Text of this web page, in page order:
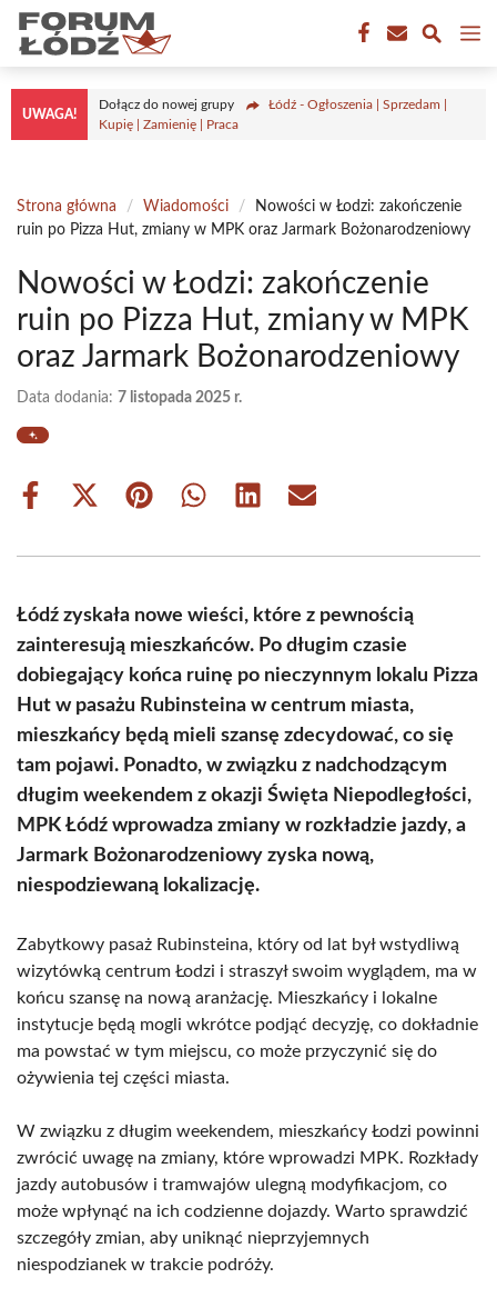
Przejdź
treści
UWAGA!
Dołącz do nowej grupy
Łódź - Ogłoszenia | Sprzedam |
Kupię | Zamienię | Praca
Strona główna / Wiadomości /
Nowości w Łodzi: zakończenie
ruin po Pizza Hut, zmiany w MPK oraz Jarmark Bożonarodzeniowy
Nowości w Łodzi: zakończenie
ruin po Pizza Hut, zmiany w MPK
oraz Jarmark Bożonarodzeniowy
Data dodania: 7 listopada 2025 r.
Share
Share
(Twitter)
Share Share Share Share
Łódź zyskała nowe wieści, które z pewnością
zainteresują mieszkańców. Po długim czasie
dobiegający końca ruinę po nieczynnym lokalu Pizza
Hut w pasażu Rubinsteina w centrum miasta,
mieszkańcy będą mieli szansę zdecydować, co się
tam pojawi. Ponadto, w związku z nadchodzącym
długim weekendem z okazji Święta Niepodległości,
MPK Łódź wprowadza zmiany w rozkładzie jazdy, a
Jarmark Bożonarodzeniowy zyska nową,
niespodziewaną lokalizację.
Zabytkowy pasaż Rubinsteina, który od lat był wstydliwą
wizytówką centrum Łodzi i straszył swoim wyglądem, ma w
końcu szansę na nową aranżację. Mieszkańcy i lokalne
instytucje będą mogli wkrótce podjąć decyzję, co dokładnie
ma powstać w tym miejscu, co może przyczynić się do
ożywienia tej części miasta.
W związku z długim weekendem, mieszkańcy Łodzi powinni
zwrócić uwagę na zmiany, które wprowadzi MPK. Rozkłady
jazdy autobusów i tramwajów ulegną modyfikacjom, co
może wpłynąć na ich codzienne dojazdy. Warto sprawdzić
szczegóły zmian, aby uniknąć nieprzyjemnych
niespodzianek w trakcie podróży.